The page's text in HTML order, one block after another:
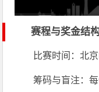
赛程与奖金结
比赛时间：北
筹码与盲注：